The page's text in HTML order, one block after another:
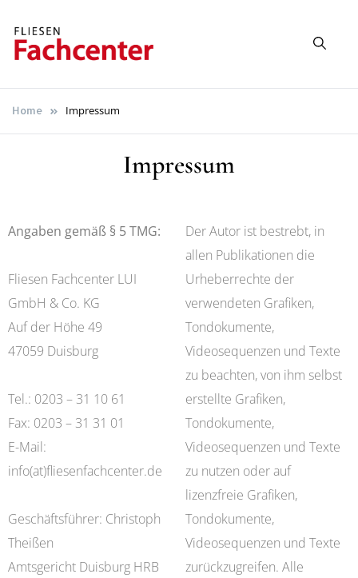
Fliesen
Fachcenter
Duisburg
Home Impressum
Impressum
Angaben gemäß § 5 TMG:
Fliesen Fachcenter LUI
GmbH & Co. KG
Auf der Höhe 49
47059 Duisburg
Tel.: 0203 – 31 10 61
Fax: 0203 – 31 31 01
E-Mail:
info(at)fliesenfachcenter.de
Geschäftsführer: Christoph
Theißen
Amtsgericht Duisburg HRB
Der Autor ist bestrebt, in
allen Publikationen die
Urheberrechte der
verwendeten Grafiken,
Tondokumente,
Videosequenzen und Texte
zu beachten, von ihm selbst
erstellte Grafiken,
Tondokumente,
Videosequenzen und Texte
zu nutzen oder auf
lizenzfreie Grafiken,
Tondokumente,
Videosequenzen und Texte
zurückzugreifen. Alle